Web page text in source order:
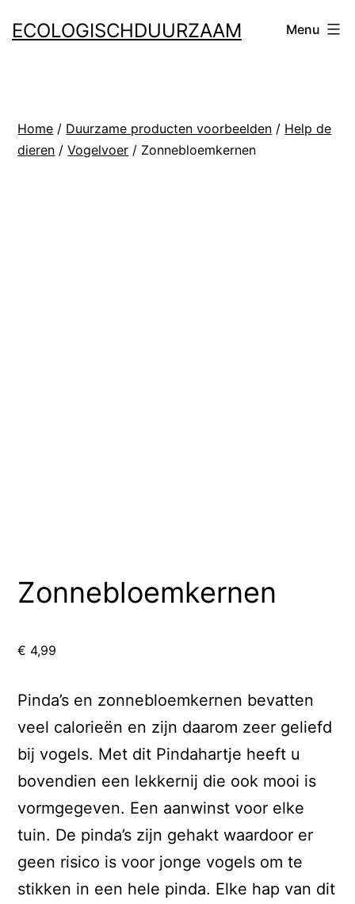
naar
ECOLOGISCHDUURZAAM Menu
Home / Duurzame producten voorbeelden / Help de
dieren /Vogelvoer / Zonnebloemkernen
Zonnebloemkernen
€ 4,99
Pinda’s en zonnebloemkernen bevatten
veel calorieën en zijn daarom zeer geliefd
bij vogels. Met dit Pindahartje heeft u
bovendien een lekkernij die ook mooi is
vormgegeven. Een aanwinst voor elke
tuin. De pinda’s zijn gehakt waardoor er
geen risico is voor jonge vogels om te
stikken in een hele pinda. Elke hap van dit